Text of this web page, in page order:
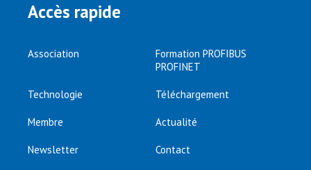
Accès rapide
Association
Formation PROFIBUS
PROFINET
Technologie Téléchargement
Membre Actualité
Newsletter Contact